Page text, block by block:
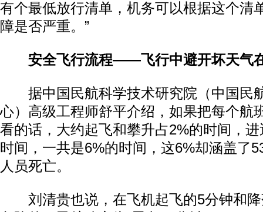
有个最低放行清单，机务可以根据这个清
障是否严重。”
安全飞行流程——飞行中避开坏天气在
据中国民航科学技术研究院（中国民
心）高级工程师舒平介绍，如果把每个航
看的话，大约起飞和攀升占2%的时间，
时间，一共是6%的时间，这6%却涵盖了
人员死亡。
刘清贵也说，在飞机起飞的5分钟和降